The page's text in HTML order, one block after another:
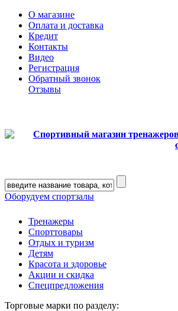
О магазине
Оплата и доставка
Кредит
Контакты
Видео
Регистрация
Обратный звонок
Отзывы
Оборудуем спортзалы
Тренажеры
Спорттовары
Отдых и туризм
Детям
Красота и здоровье
Акции и скидка
Спецпредложения
Торговые марки по разделу: